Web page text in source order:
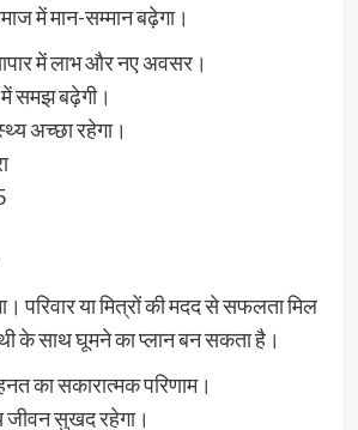
में मान-सम्मान बढ़ेगा।
में लाभ और नए अवसर।
में समझ बढ़ेगी।
अच्छा रहेगा।
परिवार या मित्रों की मदद से सफलता मिल
के साथ घूमने का प्लान बन सकता है।
का सकारात्मक परिणाम।
जीवन सुखद रहेगा।